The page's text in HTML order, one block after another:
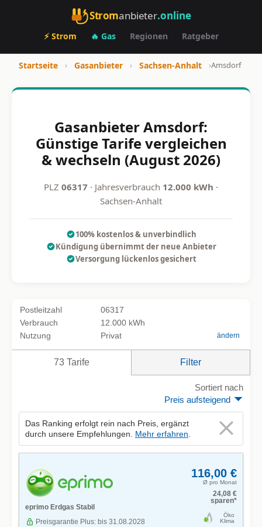
Stromanbieter.online
⚡ Strom 🔥 Gas Regionen Ratgeber
Startseite › Gasanbieter › Sachsen-Anhalt ›Amsdorf
Gasanbieter Amsdorf:
Günstige Tarife vergleichen
& wechseln (August 2026)
PLZ 06317 · Jahresverbrauch 12.000 kWh ·
Sachsen-Anhalt
100% kostenlos & unverbindlich
Kündigung übernimmt der neue Anbieter
Versorgung lückenlos gesichert